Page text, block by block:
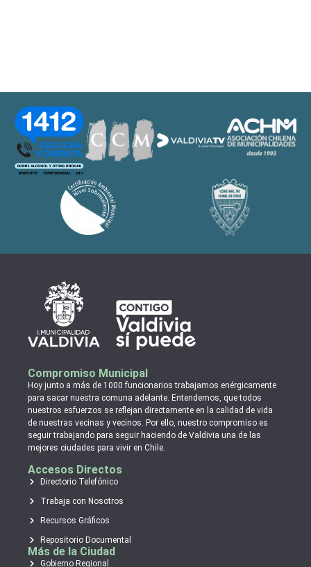
Compromiso Municipal
Hoy junto a más de 1000 funcionarios trabajamos enérgicamente
para sacar nuestra comuna adelante. Entendemos, que todos
nuestros esfuerzos se reflejan directamente en la calidad de vida
de nuestras vecinas y vecinos. Por ello, nuestro compromiso es
seguir trabajando para seguir haciendo de Valdivia una de las
mejores ciudades para vivir en Chile.
Accesos Directos
Directorio Telefónico
Trabaja con Nosotros
Recursos Gráficos
Repositorio Documental
Más de la Ciudad
Gobierno Regional